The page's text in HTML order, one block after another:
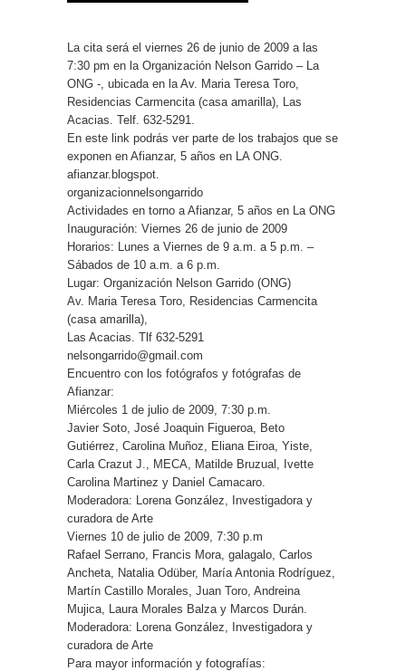
La cita será el viernes 26 de junio de 2009 a las
7:30 pm en la Organización Nelson Garrido – La
ONG -, ubicada en la Av. Maria Teresa Toro,
Residencias Carmencita (casa amarilla), Las
Acacias. Telf. 632-5291.
En este link podrás ver parte de los trabajos que se
exponen en Afianzar, 5 años en LA ONG.
afianzar.blogspot.
organizacionnelsongarrido
Actividades en torno a Afianzar, 5 años en La ONG
Inauguración: Viernes 26 de junio de 2009
Horarios: Lunes a Viernes de 9 a.m. a 5 p.m. –
Sábados de 10 a.m. a 6 p.m.
Lugar: Organización Nelson Garrido (ONG)
Av. Maria Teresa Toro, Residencias Carmencita
(casa amarilla),
Las Acacias. Tlf 632-5291
nelsongarrido@gmail.com
Encuentro con los fotógrafos y fotógrafas de
Afianzar:
Miércoles 1 de julio de 2009, 7:30 p.m.
Javier Soto, José Joaquin Figueroa, Beto
Gutiérrez, Carolina Muñoz, Eliana Eiroa, Yiste,
Carla Crazut J., MECA, Matilde Bruzual, Ivette
Carolina Martinez y Daniel Camacaro.
Moderadora: Lorena González, Investigadora y
curadora de Arte
Viernes 10 de julio de 2009, 7:30 p.m
Rafael Serrano, Francis Mora, galagalo, Carlos
Ancheta, Natalia Odüber, María Antonia Rodríguez,
Martín Castillo Morales, Juan Toro, Andreina
Mujica, Laura Morales Balza y Marcos Durán.
Moderadora: Lorena González, Investigadora y
curadora de Arte
Para mayor información y fotografías: